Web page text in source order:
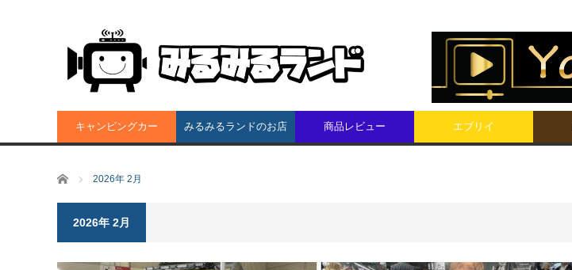
キャンピングカー みるみるランドのお店 商品レビュー エブリイ
ホーム 2026年 2月
2026年 2月